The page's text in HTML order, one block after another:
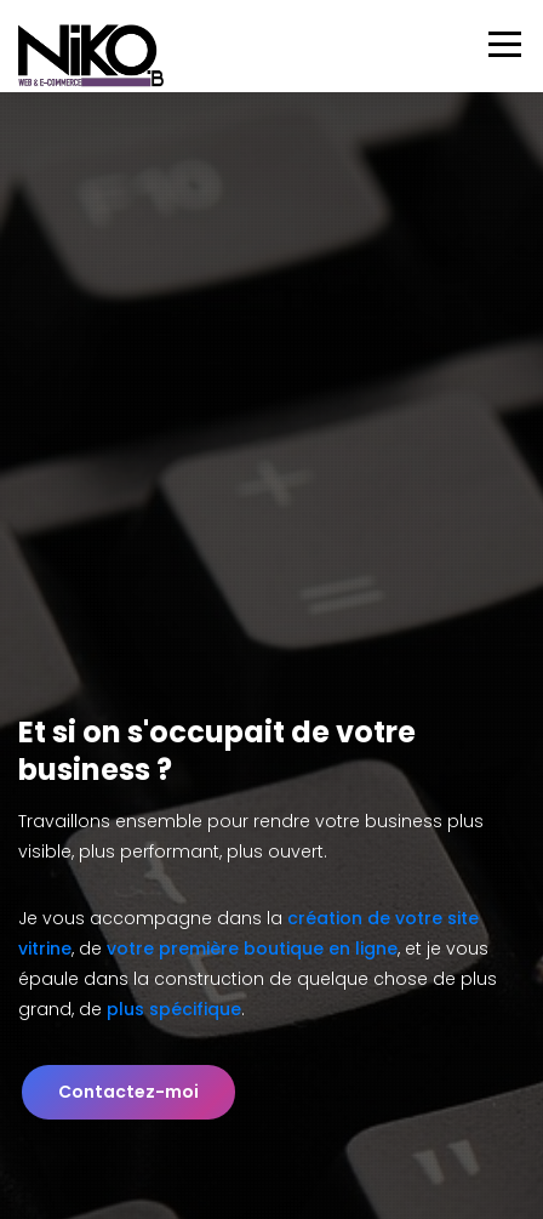
Et si on s'occupait de votre
business ?
Travaillons ensemble pour rendre votre business plus
visible, plus performant, plus ouvert.
Je vous accompagne dans la création de votre site
vitrine, de votre première boutique en ligne, et je vous
épaule dans la construction de quelque chose de plus
grand, de plus spécifique.
Contactez-moi